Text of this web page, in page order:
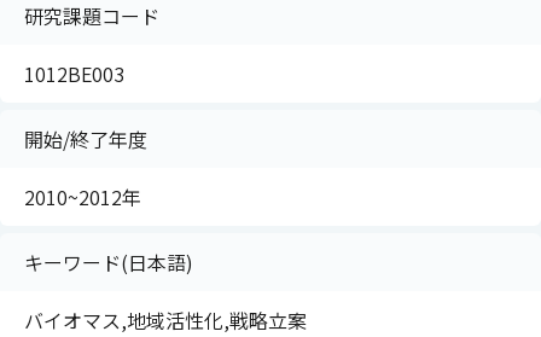
研究課題コード
1012BE003
開始/終了年度
2010~2012年
キーワード(日本語)
バイオマス,地域活性化,戦略立案